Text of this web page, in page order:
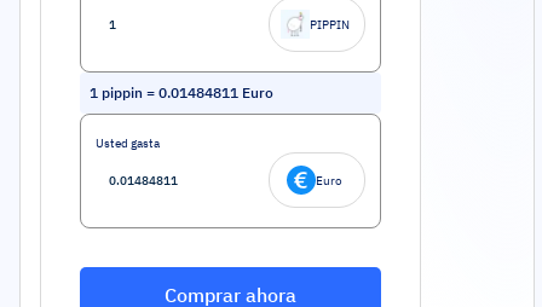
PIPPIN
1 pippin = 0.01484811 Euro
Usted gasta
Euro
Comprar ahora